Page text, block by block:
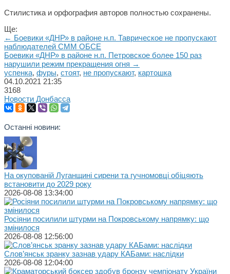
Стилистика и орфография авторов полностью сохранены.
Ще:
← Боевики «ДНР» в районе н.п. Таврическое не пропускают
наблюдателей СММ ОБСЕ
Боевики «ДНР» в районе н.п. Петровское более 150 раз
нарушили режим прекращения огня →
успенка, фуры, стоят, не пропускают, картошка
04.10.2021 21:35
3168
Новости Донбасса
Останні новини:
На окупованій Луганщині сирени та гучномовці обіцяють
встановити до 2029 року
2026-08-08 13:34:00
Росіяни посилили штурми на Покровському напрямку: що
змінилося
2026-08-08 12:56:00
Слов’янськ зранку зазнав удару КАБами: наслідки
2026-08-08 12:04:00